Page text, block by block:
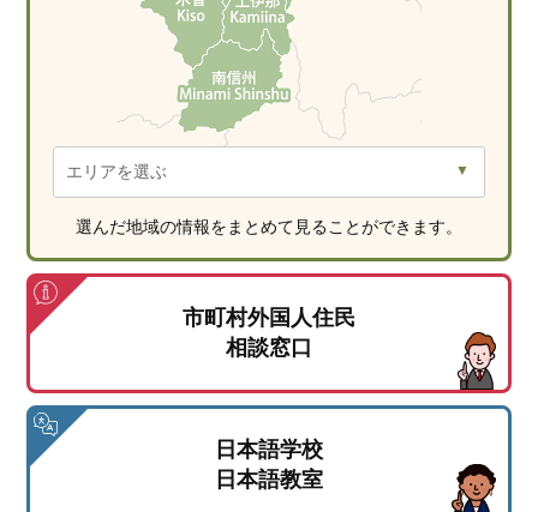
選んだ地域の情報をまとめて見ることができます。
市町村外国人住民
相談窓口
日本語学校
日本語教室